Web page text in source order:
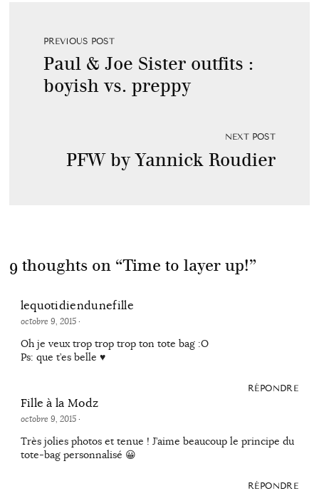
PREVIOUS POST
Paul & Joe Sister outfits :
boyish vs. preppy
NEXT POST
PFW by Yannick Roudier
9 thoughts on “Time to layer up!”
lequotidiendunefille
octobre 9, 2015·
Oh je veux trop trop trop ton tote bag :O
Ps: que t’es belle ♥
RÉPONDRE
Fille à la Modz
octobre 9, 2015·
Très jolies photos et tenue ! J’aime beaucoup le principe du
tote-bag personnalisé 😀
RÉPONDRE